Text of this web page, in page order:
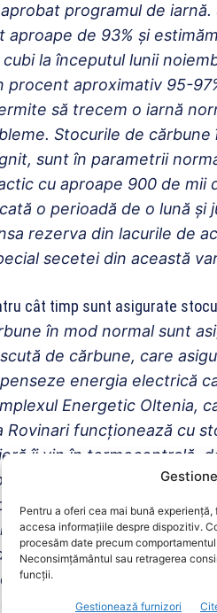
Pentru a oferi cea mai bună
accesa informațiile despre dispozitiv.
procesăm date precum
Neconsimțământul sau retragerea
funcții.
Gestionează furnizori
programul de
de 93% şi
la începutul lunii
procent aproximativ 95-
să trecem o iarnă
Stocurile de
sunt în parametrii
cu aproape 900 de mii
o perioadă de o lună şi
rezerva din lacurile de
secetei din această
cât timp sunt asigurate
în mod normal sunt
de cărbune, care
energia electrică
Energetic Oltenia,
Rovinari funcţionează cu
îi vin în termocentrală,
bandă direct în
pe care o avem
a putea să menţinem
la Craiova, de la Turceni
în această perioadă şi
de energia pe